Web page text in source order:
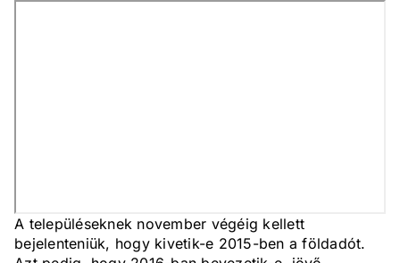
A településeknek november végéig kellett
bejelenteniük, hogy kivetik-e 2015-ben a földadót.